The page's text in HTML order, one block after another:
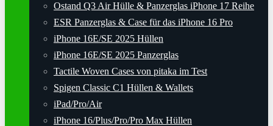
Ostand Q3 Air Hülle & Panzerglas iPhone 17 Reihe
ESR Panzerglas & Case für das iPhone 16 Pro
iPhone 16E/SE 2025 Hüllen
iPhone 16E/SE 2025 Panzerglas
Tactile Woven Cases von pitaka im Test
Spigen Classic C1 Hüllen & Wallets
iPad/Pro/Air
iPhone 16/Plus/Pro/Pro Max Hüllen